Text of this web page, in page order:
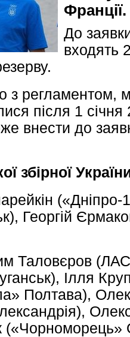
Франції.
До
входять
з регламентом,
після 1
внести до
збірної
Георгій
Таловєров
Ілля
Полтава),